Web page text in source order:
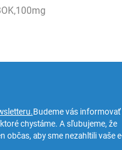
Budeme vás informovať
chystáme. A sľubujeme, že
občas, aby sme nezahltili vaše